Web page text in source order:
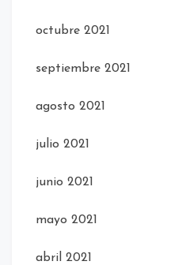
octubre 2021
septiembre 2021
agosto 2021
julio 2021
junio 2021
mayo 2021
abril 2021